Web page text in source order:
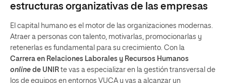
estructuras organizativas de las empresas
El capital humano es el motor de las organizaciones modernas.
Atraer a personas con talento, motivarlas, promocionarlas y
retenerlas es fundamental para su crecimiento. Con la
Carrera en Relaciones Laborales y Recursos Humanos
online de UNIR te vas a especializar en la gestión transversal de
los de equipos en entornos VUCA y vas a alcanzar un